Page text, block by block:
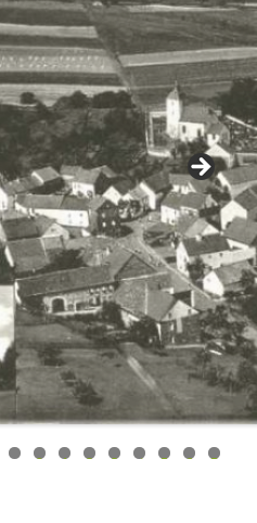
0 1 2 3 4 5 6 7